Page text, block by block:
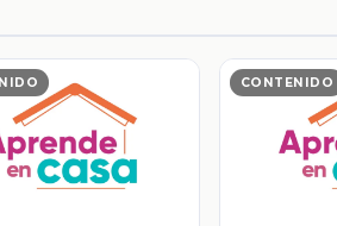
CONTENIDO